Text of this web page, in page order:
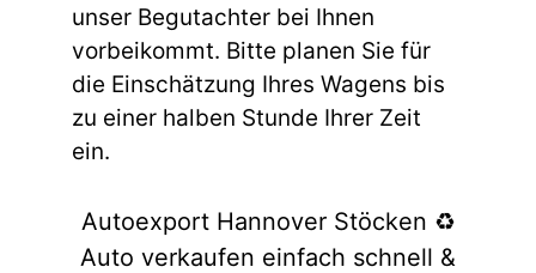
unser Begutachter bei Ihnen
vorbeikommt. Bitte planen Sie für
die Einschätzung Ihres Wagens bis
zu einer halben Stunde Ihrer Zeit
ein.
Autoexport Hannover Stöcken ♻️
Auto verkaufen einfach schnell &